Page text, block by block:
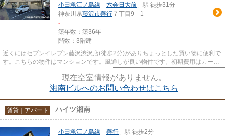
小田急江ノ島線 「 六会日大前 」駅 徒歩31分
神奈川県藤沢市善行 ７丁目9－1
-
築年数：築36年
階数：3階建
近くにはセブンイレブン藤沢渋沢店(徒歩2分)がありちょっとした買い物に便利で
す。こちらの物件はマンションです。風通しが良い物件です。初期費用はカード
現在空室情報がありません。
湘南ビルへのお問い合わせはこちら
賃貸｜アパート ハイツ湘南
小田急江ノ島線 「 善行 」駅 徒歩2分